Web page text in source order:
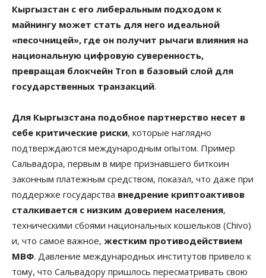
Кыргызстан с его либеральным подходом к
майнингу может стать для него идеальной
«песочницей», где он получит рычаги влияния на
национальную цифровую суверенность,
превращая блокчейн Tron в базовый слой для
государственных транзакций.
Для Кыргызстана подобное партнерство несет в
себе критические риски, которые наглядно
подтверждаются международным опытом. Пример
Сальвадора, первым в мире признавшего биткоин
законным платежным средством, показал, что даже при
поддержке государства внедрение криптоактивов
сталкивается с низким доверием населения,
техническими сбоями национальных кошельков (Chivo)
и, что самое важное, жестким противодействием
МВФ. Давление международных институтов привело к
тому, что Сальвадору пришлось пересматривать свою